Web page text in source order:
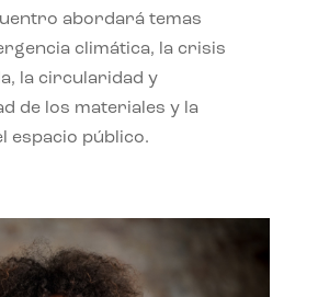
abordará temas
climática, la crisis
la circularidad y
de los materiales y la
espacio público.